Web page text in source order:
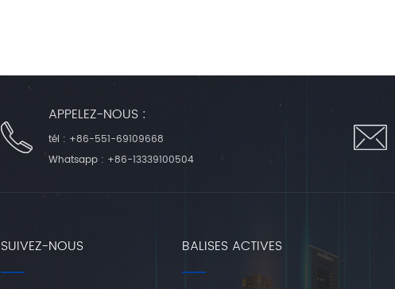
APPELEZ-NOUS :
tél : +86-551-69109668
Whatsapp : +86-13339100504
SUIVEZ-NOUS BALISES ACTIVES